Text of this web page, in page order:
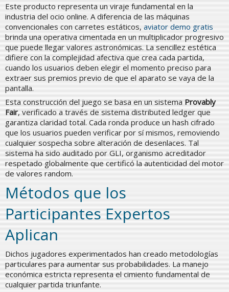
Este producto representa un viraje fundamental en la
industria del ocio online. A diferencia de las máquinas
convencionales con carretes estáticos, aviator demo gratis
brinda una operativa cimentada en un multiplicador progresivo
que puede llegar valores astronómicas. La sencillez estética
difiere con la complejidad afectiva que crea cada partida,
cuando los usuarios deben elegir el momento preciso para
extraer sus premios previo de que el aparato se vaya de la
pantalla.
Esta construcción del juego se basa en un sistema Provably
Fair, verificado a través de sistema distributed ledger que
garantiza claridad total. Cada ronda produce un hash cifrado
que los usuarios pueden verificar por sí mismos, removiendo
cualquier sospecha sobre alteración de desenlaces. Tal
sistema ha sido auditado por GLI, organismo acreditador
respetado globalmente que certificó la autenticidad del motor
de valores random.
Métodos que los
Participantes Expertos
Aplican
Dichos jugadores experimentados han creado metodologías
particulares para aumentar sus probabilidades. La manejo
económica estricta representa el cimiento fundamental de
cualquier partida triunfante.